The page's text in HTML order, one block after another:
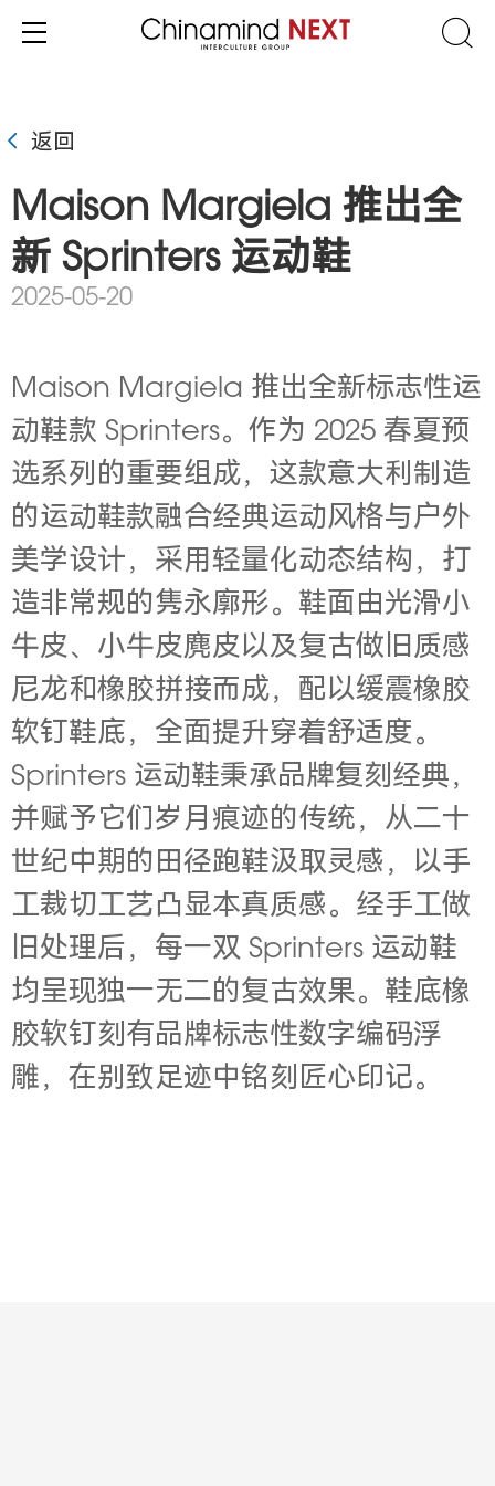
返回
Maison Margiela 推出全
新 Sprinters 运动鞋
2025-05-20
Maison Margiela 推出全新标志性运
动鞋款 Sprinters。作为 2025 春夏预
选系列的重要组成，这款意大利制造
的运动鞋款融合经典运动风格与户外
美学设计，采用轻量化动态结构，打
造非常规的隽永廓形。鞋面由光滑小
牛皮、小牛皮麂皮以及复古做旧质感
尼龙和橡胶拼接而成，配以缓震橡胶
软钉鞋底，全面提升穿着舒适度。
Sprinters 运动鞋秉承品牌复刻经典，
并赋予它们岁月痕迹的传统，从二十
世纪中期的田径跑鞋汲取灵感，以手
工裁切工艺凸显本真质感。经手工做
旧处理后，每一双 Sprinters 运动鞋
均呈现独一无二的复古效果。鞋底橡
胶软钉刻有品牌标志性数字编码浮
雕，在别致足迹中铭刻匠心印记。